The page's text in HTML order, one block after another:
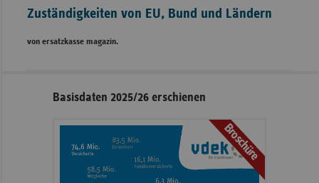
Zuständigkeiten von EU, Bund und Ländern
von ersatzkasse magazin.
Seitennavigation
Seitenleiste
Informationen
Basisdaten 2025/26 erschienen
Broschüre